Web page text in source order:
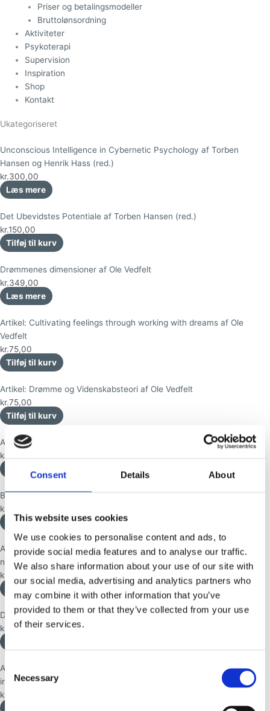
Consent Details About
This website uses cookies
We use cookies to personalise content and ads, to
provide social media features and to analyse our traffic.
We also share information about your use of our site with
our social media, advertising and analytics partners who
may combine it with other information that you’ve
provided to them or that they’ve collected from your use
of their services.
Selection
Necessary
Priser og betalingsmodeller
Bruttolønsordning
Aktiviteter
Psykoterapi
Supervision
Inspiration
Shop
Kontakt
Ukategoriseret
Unconscious Intelligence in Cybernetic Psychology af Torben
Hansen og Henrik Hass (red.)
kr.300,00
Læs mere
Det Ubevidstes Potentiale af Torben Hansen (red.)
kr.150,00
Tilføj til kurv
Drømmenes dimensioner af Ole Vedfelt
kr.349,00
Læs mere
Artikel: Cultivating feelings through working with dreams af Ole
Vedfelt
kr.75,00
Tilføj til kurv
Artikel: Drømme og Videnskabsteori af Ole Vedfelt
kr.75,00
Tilføj til kurv
A Guide to the World of Dreams af Ole Vedfelt
kr.
Bevidsthed af Ole Vedfelt
kr.
Læs mere
Artikel: Delpersonligheder, objektrelationer og kybernetisk
netværksteori
kr.
Din guide til drømmenes verden af Ole Vedfelt
kr.
225,00
Artikel: Spontane spirituelle barndomsoplevelser og omgivelsernes
indflydelse på dem
kr.